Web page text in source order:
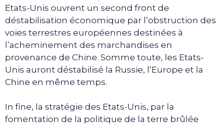
Etats-Unis ouvrent un second front de
déstabilisation économique par l’obstruction des
voies terrestres européennes destinées à
l’acheminement des marchandises en
provenance de Chine. Somme toute, les Etats-
Unis auront déstabilisé la Russie, l’Europe et la
Chine en même temps.
In fine, la stratégie des Etats-Unis, par la
fomentation de la politique de la terre brûlée